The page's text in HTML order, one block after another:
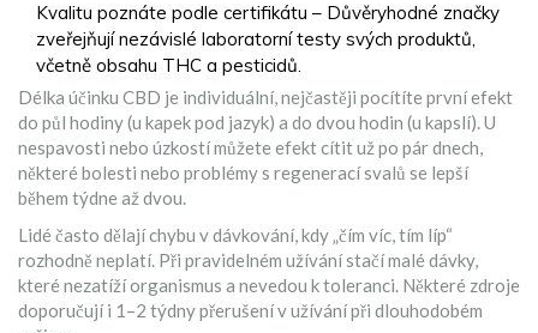
Kvalitu poznáte podle certifikátu – Důvěryhodné značky
zveřejňují nezávislé laboratorní testy svých produktů,
včetně obsahu THC a pesticidů.
Délka účinku CBD je individuální, nejčastěji pocítíte první efekt
do půl hodiny (u kapek pod jazyk) a do dvou hodin (u kapslí). U
nespavosti nebo úzkostí můžete efekt cítit už po pár dnech,
některé bolesti nebo problémy s regenerací svalů se lepší
během týdne až dvou.
Lidé často dělají chybu v dávkování, kdy „čím víc, tím líp“
rozhodně neplatí. Při pravidelném užívání stačí malé dávky,
které nezatíží organismus a nevedou k toleranci. Některé zdroje
doporučují i 1–2 týdny přerušení v užívání při dlouhodobém